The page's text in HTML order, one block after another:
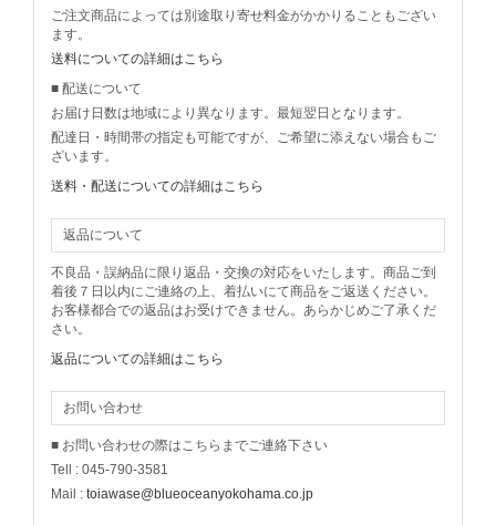
ご注文商品によっては別途取り寄せ料金がかかりることもござい
ます。
送料についての詳細はこちら
■ 配送について
お届け日数は地域により異なります。最短翌日となります。
配達日・時間帯の指定も可能ですが、ご希望に添えない場合もご
ざいます。
送料・配送についての詳細はこちら
返品について
不良品・誤納品に限り返品・交換の対応をいたします。商品ご到
着後７日以内にご連絡の上、着払いにて商品をご返送ください。
お客様都合での返品はお受けできません。あらかじめご了承くだ
さい。
返品についての詳細はこちら
お問い合わせ
■ お問い合わせの際はこちらまでご連絡下さい
Tell : 045-790-3581
Mail : toiawase@blueoceanyokohama.co.jp